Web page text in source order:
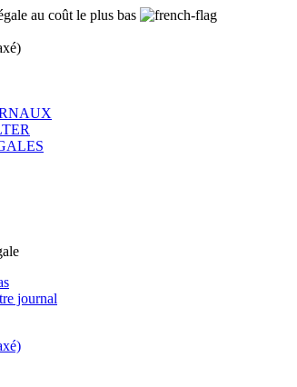
au coût le plus bas
journal